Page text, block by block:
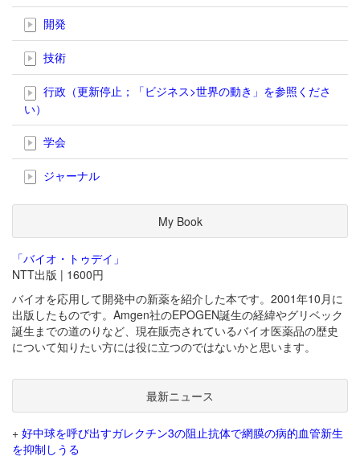
開発
技術
行政（更新停止；「ビジネス>世界の動き」を参照くださ
い）
学会
ジャーナル
My Book
「バイオ・トゥデイ」
NTT出版 | 1600円
バイオを応用して開発中の新薬を紹介した本です。2001年10月に
出版したものです。Amgen社のEPOGEN誕生の経緯やグリベック
誕生までの道のりなど、現在販売されているバイオ医薬品の歴史
について知りたい方には役に立つのではないかと思います。
最新ニュース
+ 好中球を呼び出すガレクチン3の阻止抗体で網膜の病的血管新生
を抑制しうる